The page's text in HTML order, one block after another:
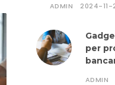
ADMIN 2024-11-
per
ADMIN